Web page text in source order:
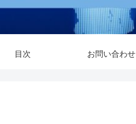
目次 お問い合わせ